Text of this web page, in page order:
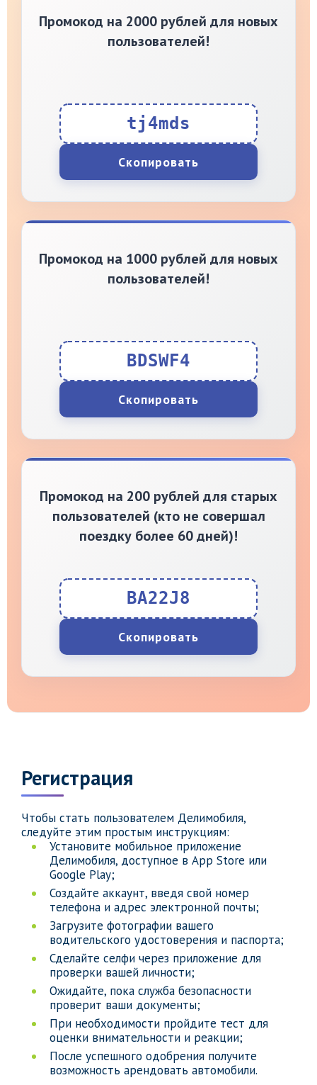
Промокод на 2000 рублей для новых
пользователей!
tj4mds
Скопировать
Промокод на 1000 рублей для новых
пользователей!
BDSWF4
Скопировать
Промокод на 200 рублей для старых
пользователей (кто не совершал
поездку более 60 дней)!
BA22J8
Скопировать
Регистрация
Чтобы стать пользователем Делимобиля,
следуйте этим простым инструкциям:
Установите мобильное приложение
Делимобиля, доступное в App Store или
Google Play;
Создайте аккаунт, введя свой номер
телефона и адрес электронной почты;
Загрузите фотографии вашего
водительского удостоверения и паспорта;
Сделайте селфи через приложение для
проверки вашей личности;
Ожидайте, пока служба безопасности
проверит ваши документы;
При необходимости пройдите тест для
оценки внимательности и реакции;
После успешного одобрения получите
возможность арендовать автомобили.